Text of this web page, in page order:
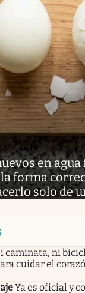
en agua
forma
solo de
caminata, ni
cuidar el
Ya es oficial y